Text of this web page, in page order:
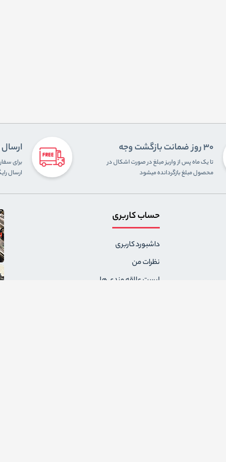
30 روز ضمانت بازگشت وجه
تا یک ماه پس از واریز مبلغ در صورت اشکال در
محصول مبلغ بازگردانده میشود
ارسال
ارسال
حساب کاربری
داشبورد کاربری
نظرات من
لیست علاقه مندی ها